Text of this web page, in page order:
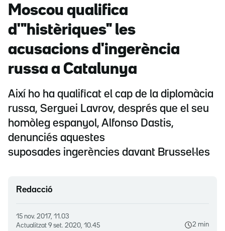
Moscou qualifica
d'"histèriques" les
acusacions d'ingerència
russa a Catalunya
Així ho ha qualificat el cap de la diplomàcia
russa, Serguei Lavrov, després que el seu
homòleg espanyol, Alfonso Dastis,
denunciés aquestes
suposades ingerències davant Brussel·les
Redacció
15 nov. 2017, 11.03
Actualitzat 9 set. 2020, 10.45 2 min